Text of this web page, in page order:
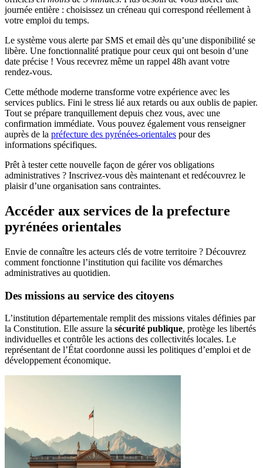
journée entière : choisissez un créneau qui correspond réellement à
votre emploi du temps.
Le système vous alerte par SMS et email dès qu’une disponibilité se
libère. Une fonctionnalité pratique pour ceux qui ont besoin d’une
date précise ! Vous recevrez même un rappel 48h avant votre
rendez-vous.
Cette méthode moderne transforme votre expérience avec les
services publics. Fini le stress lié aux retards ou aux oublis de papier.
Tout se prépare tranquillement depuis chez vous, avec une
confirmation immédiate. Vous pouvez également vous renseigner
auprès de la préfecture des pyrénées-orientales pour des
informations spécifiques.
Prêt à tester cette nouvelle façon de gérer vos obligations
administratives ? Inscrivez-vous dès maintenant et redécouvrez le
plaisir d’une organisation sans contraintes.
Accéder aux services de la prefecture
pyrénées orientales
Envie de connaître les acteurs clés de votre territoire ? Découvrez
comment fonctionne l’institution qui facilite vos démarches
administratives au quotidien.
Des missions au service des citoyens
L’institution départementale remplit des missions vitales définies par
la Constitution. Elle assure la sécurité publique, protège les libertés
individuelles et contrôle les actions des collectivités locales. Le
représentant de l’État coordonne aussi les politiques d’emploi et de
développement économique.